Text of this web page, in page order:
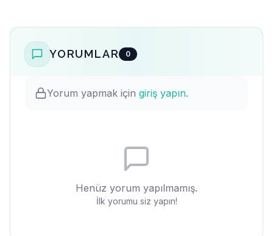
YORUMLAR 0
Yorum yapmak için giriş yapın.
Henüz yorum yapılmamış.
İlk yorumu siz yapın!